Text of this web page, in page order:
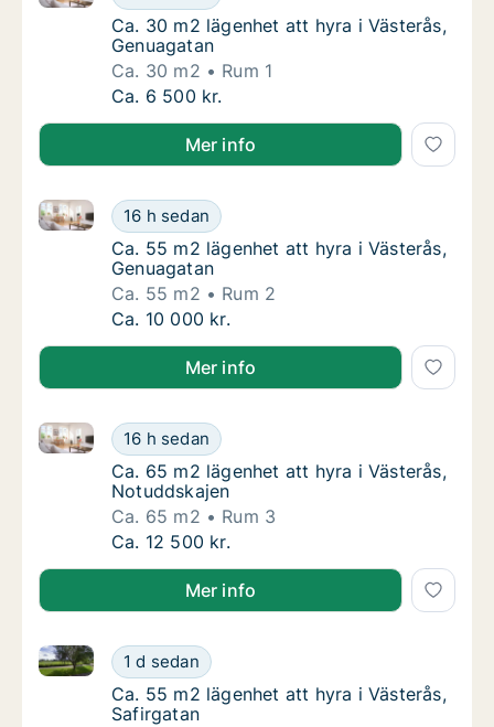
Ca. 30 m2 lägenhet att hyra i Västerås,
Ca. 30 m2 lägenhet att hyra i Västerås,
Genuagatan
Ca. 30 m2
Rum 1
Ca. 30 m2 lägenhet att hyra i Västerås,
Ca. 6 500 kr.
Mer info
Ca. 55 m2 lägenhet att hyra i Västerås,
16 h sedan
Ca. 55 m2 lägenhet att hyra i Västerås, Genuagatan
Ca. 55 m2 lägenhet att hyra i Västerås,
Ca. 55 m2 lägenhet att hyra i Västerås,
Genuagatan
Ca. 55 m2
Rum 2
Ca. 55 m2 lägenhet att hyra i Västerås,
Ca. 10 000 kr.
Mer info
Ca. 65 m2 lägenhet att hyra i Västerås,
16 h sedan
Ca. 65 m2 lägenhet att hyra i Västerås,
Ca. 65 m2 lägenhet att hyra i Västerås,
Ca. 65 m2 lägenhet att hyra i Västerås,
Notuddskajen
Ca. 65 m2
Rum 3
Ca. 65 m2 lägenhet att hyra i Västerås,
Ca. 12 500 kr.
Mer info
Ca. 55 m2 lägenhet att hyra i Västerås,
1 d sedan
Ca. 55 m2 lägenhet att hyra i Västerås, Safirgatan
Ca. 55 m2 lägenhet att hyra i Västerås,
Ca. 55 m2 lägenhet att hyra i Västerås,
Safirgatan